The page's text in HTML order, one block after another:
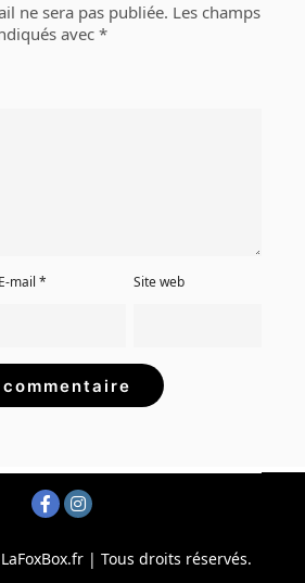
ne sera pas publiée. Les champs
avec *
E-mail* Site web
| Tous droits réservés.